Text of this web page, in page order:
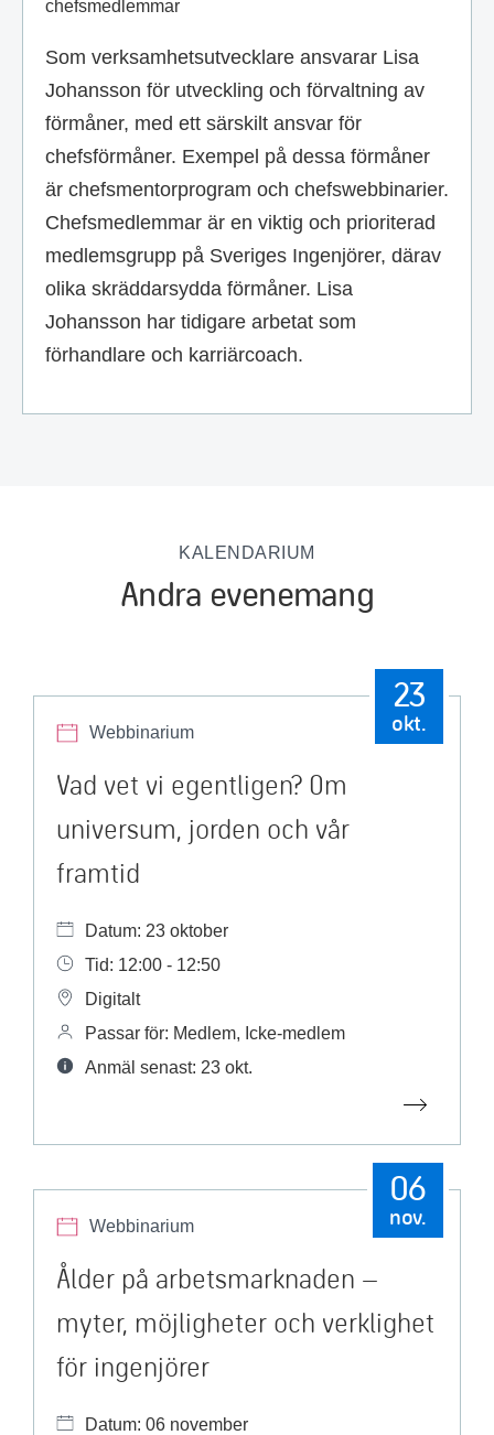
chefsmedlemmar
Som verksamhetsutvecklare ansvarar Lisa
Johansson för utveckling och förvaltning av
förmåner, med ett särskilt ansvar för
chefsförmåner. Exempel på dessa förmåner
är chefsmentorprogram och chefswebbinarier.
Chefsmedlemmar är en viktig och prioriterad
medlemsgrupp på Sveriges Ingenjörer, därav
olika skräddarsydda förmåner. Lisa
Johansson har tidigare arbetat som
förhandlare och karriärcoach.
KALENDARIUM
Andra evenemang
Webbinarium
23
okt.
Vad vet vi egentligen? Om
universum, jorden och vår
framtid
Datum: 23 oktober
Tid: 12:00 - 12:50
Digitalt
Passar för: Medlem, Icke-medlem
Anmäl senast: 23 okt.
Webbinarium
06
nov.
Ålder på arbetsmarknaden –
myter, möjligheter och verklighet
för ingenjörer
Datum: 06 november